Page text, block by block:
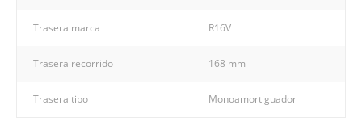
Trasera marca R16V
Trasera recorrido 168 mm
Trasera tipo Monoamortiguador